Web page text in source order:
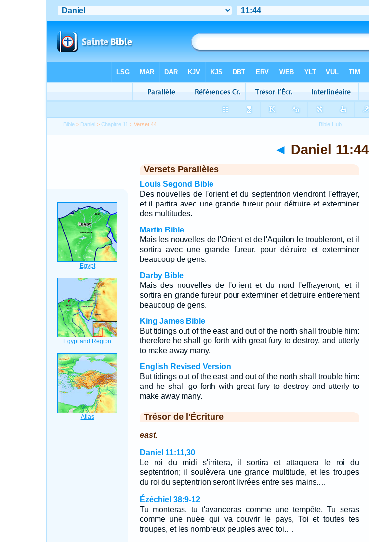
Bible > Daniel >Chapitre 11 > Verset 44
◄ Daniel 11:44
Versets Parallèles
Louis Segond Bible
Des nouvelles de l'orient et du septentrion viendront l'effrayer,
et il partira avec une grande fureur pour détruire et exterminer
des multitudes.
Martin Bible
Mais les nouvelles de l'Orient et de l'Aquilon le troubleront, et il
sortira avec une grande fureur, pour détruire et exterminer
beaucoup de gens.
Darby Bible
Mais des nouvelles de l'orient et du nord l'effrayeront, et il
sortira en grande fureur pour exterminer et detruire entierement
beaucoup de gens.
King James Bible
But tidings out of the east and out of the north shall trouble him:
therefore he shall go forth with great fury to destroy, and utterly
to make away many.
English Revised Version
But tidings out of the east and out of the north shall trouble him:
and he shall go forth with great fury to destroy and utterly to
make away many.
Trésor de l'Écriture
east.
Daniel 11:11,30
Le roi du midi s'irritera, il sortira et attaquera le roi du
septentrion; il soulèvera une grande multitude, et les troupes
du roi du septentrion seront livrées entre ses mains.…
Ézéchiel 38:9-12
Tu monteras, tu t'avanceras comme une tempête, Tu seras
comme une nuée qui va couvrir le pays, Toi et toutes tes
troupes, et les nombreux peuples avec toi.…